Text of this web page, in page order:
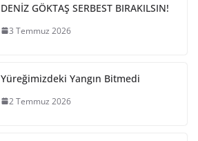
DENİZ GÖKTAŞ SERBEST BIRAKILSIN!
3 Temmuz 2026
Yüreğimizdeki Yangın Bitmedi
2 Temmuz 2026